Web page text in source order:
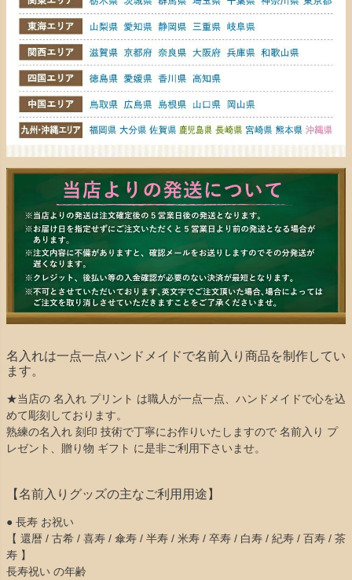
名入れは一点一点ハンドメイドで名前入り商品を制作してい
ます。
★当店の 名入れ プリント は職人が一点一点、ハンドメイドで心を込
めて彫刻しております。
熟練の名入れ 刻印 技術で丁寧にお作りいたしますので 名前入り プ
レゼント、贈り物 ギフト に是非ご利用下さいませ。
【名前入りグッズの主なご利用用途】
● 長寿 お祝い
【 還暦 / 古希 / 喜寿 / 傘寿 / 半寿 / 米寿 / 卒寿 / 白寿 / 紀寿 / 百寿 / 茶
寿 】
長寿祝い の年齢